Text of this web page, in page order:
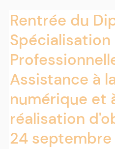
Rentrée du
Spécialisation
Assistance à
numérique et
réalisation
24